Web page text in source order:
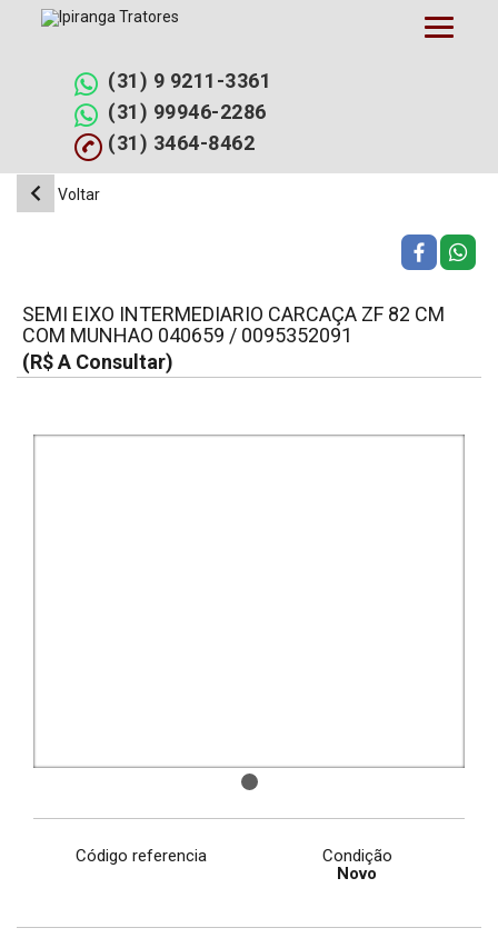
(31) 9 9211-3361
(31) 99946-2286
(31) 3464-8462
Voltar
SEMI EIXO INTERMEDIARIO CARCAÇA ZF 82 CM
COM MUNHAO 040659 / 0095352091
(R$ A Consultar)
Código referencia
Condição
Novo